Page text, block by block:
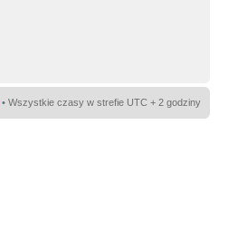
• Wszystkie czasy w strefie UTC + 2 godziny